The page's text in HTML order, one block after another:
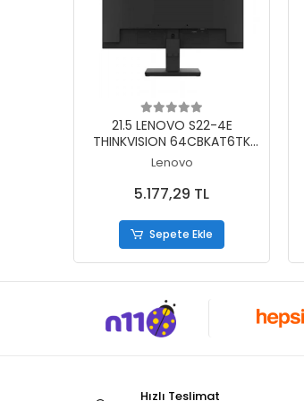
Sepete Ekle
21.5 LENOVO S22-4E
THINKVISION 64CBKAT6TK
FHD 4MS 100HZ HDMI+VGA
GARANTİ)
Lenovo
5.177,29 TL
Sepete Ekle
Hızlı Teslimat